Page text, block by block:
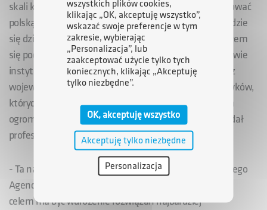
skali kraju została powołana po to, żeby restrukturyzować
polską gospodarkę, żeby dać nowy impuls temu, co będzie
się działo w przemyśle, a także w energetyce. Ja chciałem
się podzielić z państwem tą wielką, dobrą nowiną. Te dwie
instytucje wspierane przez nas przez przedsiębiorców z
województwa śląskiego i z całej Polski oraz przez polityków,
których kwiat widzę tutaj wokół siebie, z czego jestem
ogromnie dumny, dają szansę wielkiej przemiany – dodał
profesor Buzek.
- Ta nagroda będzie rozpoczęciem pewnego cyklu, którego
Agencja Rozwoju Przemysłu S.A. będzie patronem. Jej
celem ma być wdrożenie rozwiązań najbardziej
wszystkich plików cookies,
klikając „OK, akceptuję wszystko”,
wskazać swoje preferencje w tym
zakresie, wybierając
„Personalizacja”, lub
zaakceptować użycie tylko tych
koniecznych, klikając „Akceptuję
tylko niezbędne”.
OK, akceptuję wszystko
Akceptuję tylko niezbędne
Personalizacja